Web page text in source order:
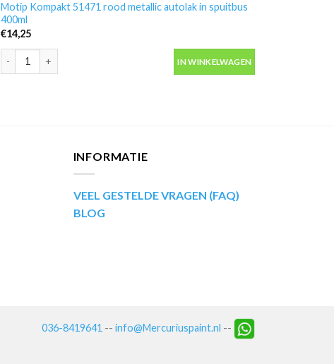
Motip Kompakt 51471 rood metallic autolak in spuitbus
400ml
€14,25
Motip Kompakt 51471 rood metallic autolak in spuitbus 400ml aantal
IN WINKELWAGEN
INFORMATIE
VEEL GESTELDE VRAGEN (FAQ)
BLOG
036-8419641 -- info@Mercuriuspaint.nl --